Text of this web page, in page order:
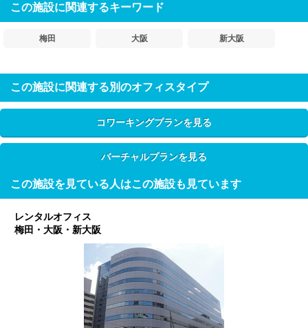
この施設に関連するキーワード
梅田 大阪 新大阪
この施設に関連する別のオフィスタイプ
コワーキングプランを見る
バーチャルプランを見る
この施設を見ている人はこの施設も見ています
レンタルオフィス
梅田・大阪・新大阪